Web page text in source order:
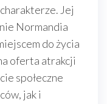
Jej
Normandia
do życia
oferta atrakcji
społeczne
jak i